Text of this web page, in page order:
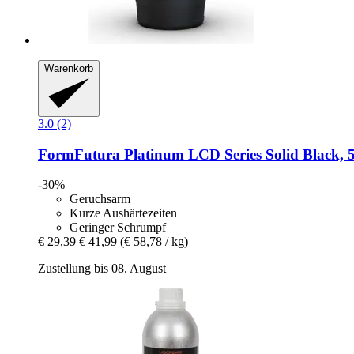
Warenkorb
3.0 (2)
FormFutura Platinum LCD Series Solid Black,
-30%
Geruchsarm
Kurze Aushärtezeiten
Geringer Schrumpf
€ 29,39 € 41,99 (€ 58,78 / kg)
Zustellung bis 08. August